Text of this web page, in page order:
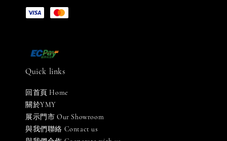
Quick links
回首頁 Home
關於YMY
展示門市 Our Showroom
與我們聯絡 Contact us